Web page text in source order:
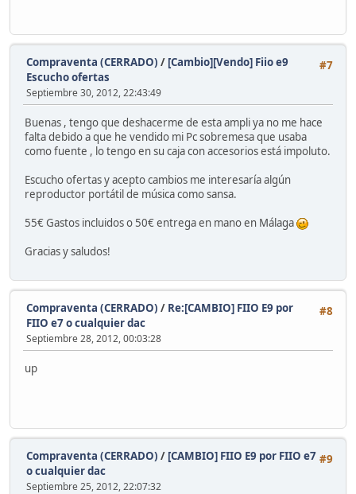
#7
Compraventa (CERRADO) / [Cambio][Vendo] Fiio e9
Escucho ofertas
Septiembre 30, 2012, 22:43:49
Buenas , tengo que deshacerme de esta ampli ya no me hace
falta debido a que he vendido mi Pc sobremesa que usaba
como fuente , lo tengo en su caja con accesorios está impoluto.
Escucho ofertas y acepto cambios me interesaría algún
reproductor portátil de música como sansa.
55€ Gastos incluidos o 50€ entrega en mano en Málaga
Gracias y saludos!
#8
Compraventa (CERRADO) / Re:[CAMBIO] FIIO E9 por
FIIO e7 o cualquier dac
Septiembre 28, 2012, 00:03:28
up
#9
Compraventa (CERRADO) / [CAMBIO] FIIO E9 por FIIO e7
o cualquier dac
Septiembre 25, 2012, 22:07:32